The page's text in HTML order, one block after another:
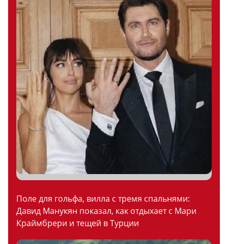
Поле для гольфа, вилла с тремя спальнями:
Давид Манукян показал, как отдыхает с Мари
Краймбрери и тещей в Турции